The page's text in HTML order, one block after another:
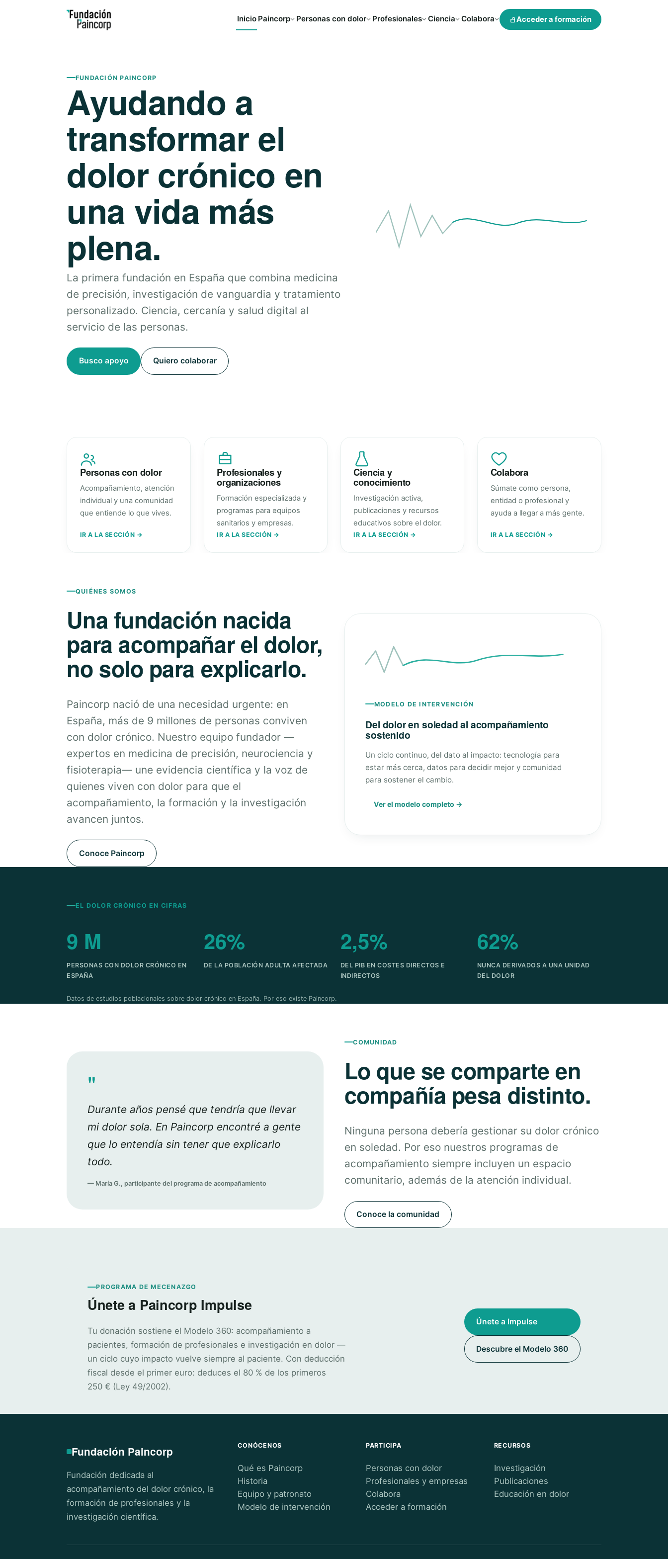
Inicio Paincorp Personas con dolor Profesionales Ciencia Colabora Acceder a formación
FUNDACIÓN PAINCORP
Ayudando a
transformar el
dolor crónico en
una vida más
plena.
La primera fundación en España que combina medicina
de precisión, investigación de vanguardia y tratamiento
personalizado. Ciencia, cercanía y salud digital al
servicio de las personas.
Busco apoyo Quiero colaborar
Personas con dolor
Acompañamiento, atención
individual y una comunidad
que entiende lo que vives.
IR A LA SECCIÓN →
Profesionales y
organizaciones
Formación especializada y
programas para equipos
sanitarios y empresas.
IR A LA SECCIÓN →
Ciencia y
conocimiento
Investigación activa,
publicaciones y recursos
educativos sobre el dolor.
IR A LA SECCIÓN →
Colabora
Súmate como persona,
entidad o profesional y
ayuda a llegar a más gente.
IR A LA SECCIÓN →
QUIÉNES SOMOS
Una fundación nacida
para acompañar el dolor,
no solo para explicarlo.
Paincorp nació de una necesidad urgente: en
España, más de 9 millones de personas conviven
con dolor crónico. Nuestro equipo fundador —
expertos en medicina de precisión, neurociencia y
fisioterapia— une evidencia científica y la voz de
quienes viven con dolor para que el
acompañamiento, la formación y la investigación
avancen juntos.
Conoce Paincorp
MODELO DE INTERVENCIÓN
Del dolor en soledad al acompañamiento
sostenido
Un ciclo continuo, del dato al impacto: tecnología para
estar más cerca, datos para decidir mejor y comunidad
para sostener el cambio.
Ver el modelo completo →
EL DOLOR CRÓNICO EN CIFRAS
9 M
PERSONAS CON DOLOR CRÓNICO EN
ESPAÑA
26%
DE LA POBLACIÓN ADULTA AFECTADA
2,5%
DEL PIB EN COSTES DIRECTOS E
INDIRECTOS
62%
NUNCA DERIVADOS A UNA UNIDAD
DEL DOLOR
Datos de estudios poblacionales sobre dolor crónico en España. Por eso existe Paincorp.
"
Durante años pensé que tendría que llevar
mi dolor sola. En Paincorp encontré a gente
que lo entendía sin tener que explicarlo
todo.
— María G., participante del programa de acompañamiento
COMUNIDAD
Lo que se comparte en
compañía pesa distinto.
Ninguna persona debería gestionar su dolor crónico
en soledad. Por eso nuestros programas de
acompañamiento siempre incluyen un espacio
comunitario, además de la atención individual.
Conoce la comunidad
PROGRAMA DE MECENAZGO
Únete a Paincorp Impulse
Tu donación sostiene el Modelo 360: acompañamiento a
pacientes, formación de profesionales e investigación en dolor —
un ciclo cuyo impacto vuelve siempre al paciente. Con deducción
fiscal desde el primer euro: deduces el 80 % de los primeros
250 € (Ley 49/2002).
Únete a Impulse
Descubre el Modelo 360
Fundación Paincorp
Fundación dedicada al
acompañamiento del dolor crónico, la
formación de profesionales y la
investigación científica.
CONÓCENOS
Qué es Paincorp
Historia
Equipo y patronato
Modelo de intervención
PARTICIPA
Personas con dolor
Profesionales y empresas
Colabora
Acceder a formación
RECURSOS
Investigación
Publicaciones
Educación en dolor